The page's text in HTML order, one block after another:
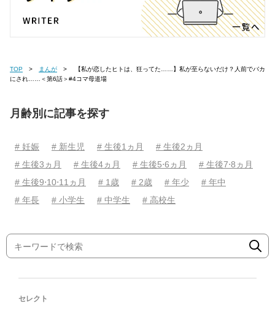
TOP まんが
にされ……＜第6話＞#4コマ母道場
月齢別に記事を探す
# 妊娠 # 新生児 # 生後1ヵ月
# 生後2ヵ月
# 生後3ヵ月
# 生後4ヵ月 # 生後5⋅6ヵ月
# 生後7⋅8ヵ月
# 生後9⋅10⋅11ヵ月
# 1歳 # 2歳 # 年少
# 年中
# 年長
# 小学生 # 中学生 # 高校生
セレクト